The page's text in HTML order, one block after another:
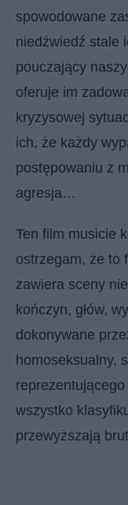
spowodowane
niedźwiedź stale
pouczający
oferuje im
kryzysowej
ich, że każdy
postępowaniu z
agresja…
Ten film musicie
ostrzegam, że to
zawiera sceny
kończyn, głów,
dokonywane
homoseksualny,
wszystko
przewyższają